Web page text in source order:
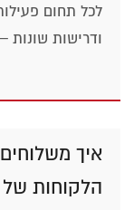
לכל תחום
ודרישות שונות
איך
הלקוחות